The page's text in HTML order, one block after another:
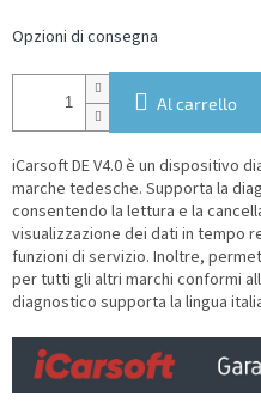
Opzioni di consegna
Al carrello
iCarsoft DE V4.0 è un dispositivo
marche tedesche. Supporta la
consentendo la lettura e la
visualizzazione dei dati in tempo
funzioni di servizio. Inoltre,
per tutti gli altri marchi conformi
diagnostico supporta la lingua